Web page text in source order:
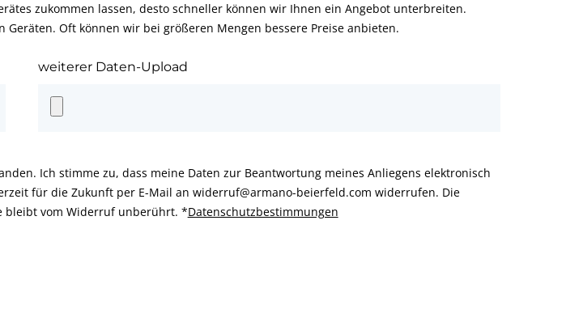
zukommen lassen, desto schneller können wir Ihnen ein Angebot unterbreiten.
Oft können wir bei größeren Mengen bessere Preise anbieten.
weiterer Daten-Upload
Ich stimme zu, dass meine Daten zur Beantwortung meines Anliegens elektronisch
für die Zukunft per E-Mail an widerruf@armano-beierfeld.com widerrufen. Die
bleibt vom Widerruf unberührt. *Datenschutzbestimmungen